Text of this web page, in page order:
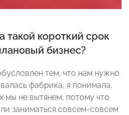
такой короткий срок
бизнес?
тем, что нам нужно
фабрика, я понимала,
мы не вытянем, потому что
заниматься совсем-совсем